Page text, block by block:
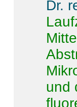
Dr.
und